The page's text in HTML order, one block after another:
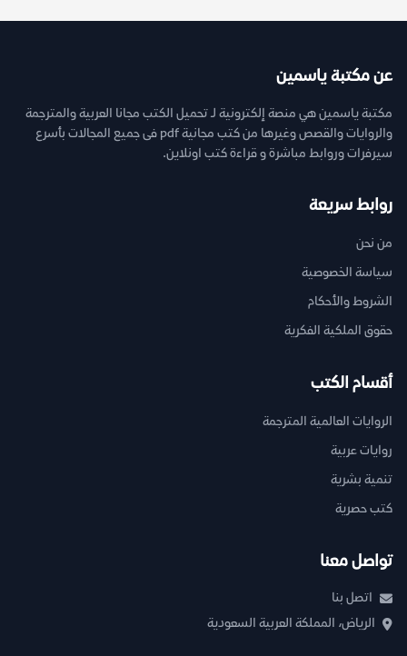
عن مكتبة ياسمين
مكتبة ياسمين هي منصة إلكترونية لـ تحميل الكتب مجانا العربية والمترجمة
والروايات والقصص وغيرها من كتب مجانية pdf فى جميع المجالات بأسرع
سيرفرات وروابط مباشرة و قراءة كتب اونلاين.
روابط سريعة
من نحن
سياسة الخصوصية
الشروط والأحكام
حقوق الملكية الفكرية
أقسام الكتب
الروايات العالمية المترجمة
روايات عربية
تنمية بشرية
كتب حصرية
تواصل معنا
اتصل بنا
الرياض، المملكة العربية السعودية